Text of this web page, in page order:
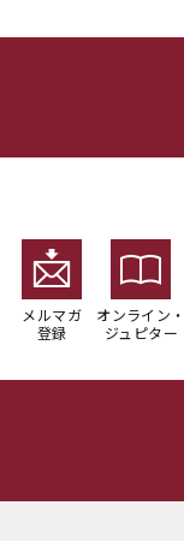
メルマガ
登録
オンライン
ジュピター